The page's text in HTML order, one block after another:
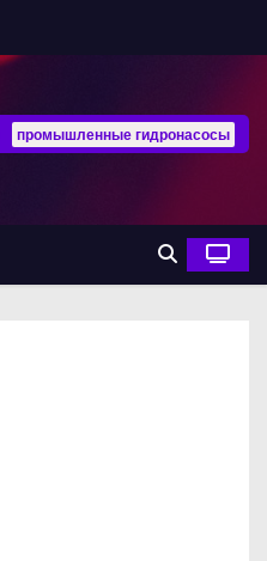
промышленные гидронасосы